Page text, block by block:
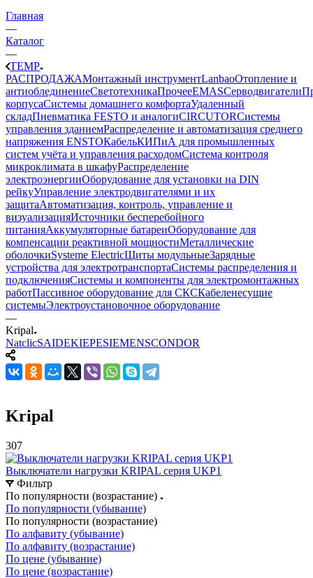
Главная
—
Каталог
—
TEMP
РАСПРОДАЖАМонтажный инструментLanbaoОтопление и
антиоблединениеСветотехникаПрочееEMASCерводвигатели
корпусаСистемы домашнего комфортаУдаленный
складПневматика FESTO и аналогиCIRCUTORСистемы
управления зданиемРаспределение и автоматизация среднего
напряжения ENSTOКабельКИПиА для промышленных
систем учёта и управления расходомСистема контроля
микроклимата в шкафуРаспределение
электроэнергииОборудование для установки на DIN
рейкуУправление электродвигателями и их
защитаАвтоматизация, контроль, управление и
визуализацияИсточники бесперебойного
питанияАккумуляторные батареиОборудование для
компенсации реактивной мощностиМеталлические
оболочкиSysteme ElectricЩиты модульныеЗарядные
устройства для электротранспортаСистемы распределения и
подключенияСистемы и компоненты для электромонтажных
работПассивное оборудование для СКСКабеленесущие
системыЭлектроустановочное оборудование
—
Kripal
NatсlicSAIDEKIEPESIEMENSCONDOR
Kripal
307
Выключатели нагрузки KRIPAL серия UKP1
Фильтр
По популярности (возрастание)
По популярности (убывание)
По популярности (возрастание)
По алфавиту (убывание)
По алфавиту (возрастание)
По цене (убывание)
По цене (возрастание)